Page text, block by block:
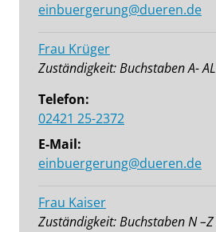
einbuergerung@dueren.de
Frau Krüger
Zuständigkeit: Buchstaben A- AL
Telefon:
02421 25-2372
E-Mail:
einbuergerung@dueren.de
Frau Kaiser
Zuständigkeit: Buchstaben N –Z